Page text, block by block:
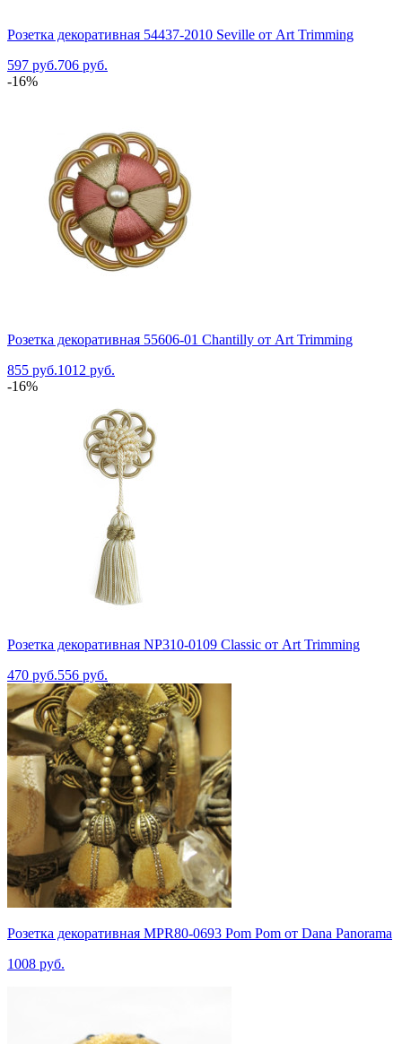
Розетка декоративная 54437-2010 Seville от Art Trimming
597 руб.706 руб.
-16%
Розетка декоративная 55606-01 Chantilly от Art Trimming
855 руб.1012 руб.
-16%
Розетка декоративная NP310-0109 Classic от Art Trimming
470 руб.556 руб.
Розетка декоративная MPR80-0693 Pom Pom от Dana Panorama
1008 руб.